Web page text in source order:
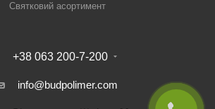
Святковий асортимент
+38 063 200-7-200
info@budpolimer.com